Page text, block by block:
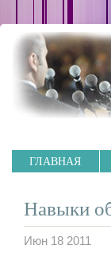
ГЛАВНАЯ
Навыки
Июн 18 2011